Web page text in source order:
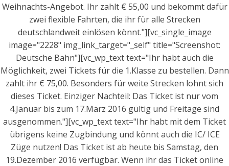
Weihnachts-Angebot. Ihr zahlt € 55,00 und bekommt dafür
zwei flexible Fahrten, die ihr für alle Strecken
deutschlandweit einlösen könnt."][vc_single_image
image="2228" img_link_target="_self" title="Screenshot:
Deutsche Bahn"][vc_wp_text text="Ihr habt auch die
Möglichkeit, zwei Tickets für die 1.Klasse zu bestellen. Dann
zahlt ihr € 75,00. Besonders für weite Strecken lohnt sich
dieses Ticket. Einziger Nachteil: Das Ticket ist nur vom
4.Januar bis zum 17.März 2016 gültig und Freitage sind
ausgenommen."][vc_wp_text text="Ihr habt mit dem Ticket
übrigens keine Zugbindung und könnt auch die IC/ ICE
Züge nutzen! Das Ticket ist ab heute bis Samstag, den
19.Dezember 2016 verfügbar. Wenn ihr das Ticket online